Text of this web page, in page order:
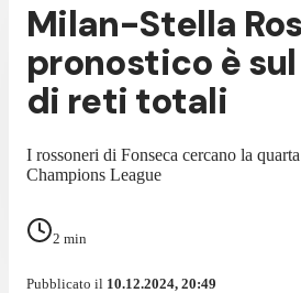
Milan-Stella
pronostico è
di reti totali
I rossoneri di Fonseca cercano la
Champions League
2 min
Pubblicato il 10.12.2024, 20:49